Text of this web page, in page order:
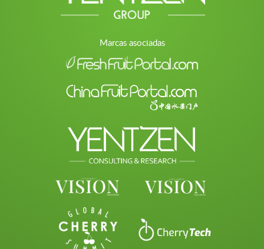
Marcas asociadas